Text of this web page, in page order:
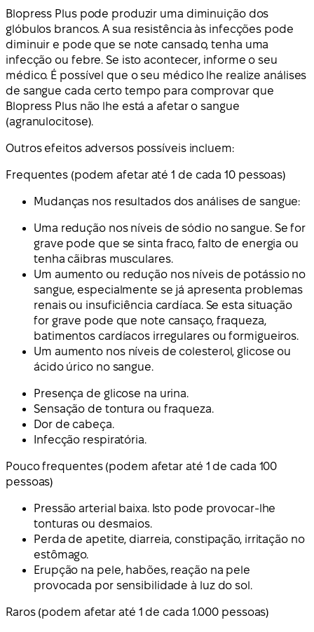
Blopress Plus pode produzir uma diminuição dos
glóbulos brancos. A sua resistência às infecções pode
diminuir e pode que se note cansado, tenha uma
infecção ou febre. Se isto acontecer, informe o seu
médico. É possível que o seu médico lhe realize análises
de sangue cada certo tempo para comprovar que
Blopress Plus não lhe está a afetar o sangue
(agranulocitose).
Outros efeitos adversos possíveis incluem:
Frequentes (podem afetar até 1 de cada 10 pessoas)
Mudanças nos resultados dos análises de sangue:
Uma redução nos níveis de sódio no sangue. Se for
grave pode que se sinta fraco, falto de energia ou
tenha cãibras musculares.
Um aumento ou redução nos níveis de potássio no
sangue, especialmente se já apresenta problemas
renais ou insuficiência cardíaca. Se esta situação
for grave pode que note cansaço, fraqueza,
batimentos cardíacos irregulares ou formigueiros.
Um aumento nos níveis de colesterol, glicose ou
ácido úrico no sangue.
Presença de glicose na urina.
Sensação de tontura ou fraqueza.
Dor de cabeça.
Infecção respiratória.
Pouco frequentes (podem afetar até 1 de cada 100
pessoas)
Pressão arterial baixa. Isto pode provocar-lhe
tonturas ou desmaios.
Perda de apetite, diarreia, constipação, irritação no
estômago.
Erupção na pele, habões, reação na pele
provocada por sensibilidade à luz do sol.
Raros (podem afetar até 1 de cada 1.000 pessoas)